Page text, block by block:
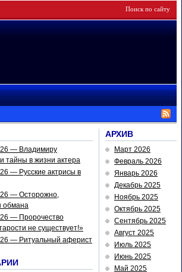
— Владимиру
тайны в жизни актера
— Русские актрисы в
— Осторожно,
обмана
— Пророчество
не существует!»
— Ритуальный аферист
АРХИВ
Март 2026
Февраль 2026
Январь 2026
Декабрь 2025
Ноябрь 2025
Октябрь 2025
Сентябрь 2025
Август 2025
Июль 2025
Июнь 2025
Май 2025